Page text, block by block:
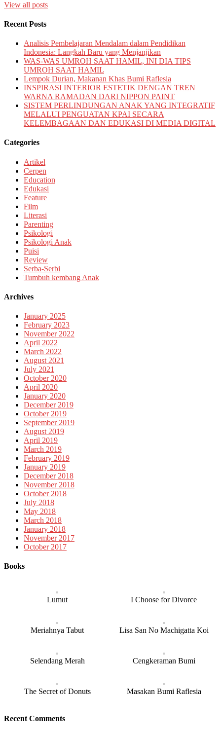
View all posts
Recent Posts
Analisis Pembelajaran Mendalam dalam Pendidikan
Indonesia: Langkah Baru yang Menjanjikan
WAS-WAS UMROH SAAT HAMIL, INI DIA TIPS
UMROH SAAT HAMIL
Lempok Durian, Makanan Khas Bumi Raflesia
INSPIRASI INTERIOR ESTETIK DENGAN TREN
WARNA RAMADAN DARI NIPPON PAINT
SISTEM PERLINDUNGAN ANAK YANG INTEGRATIF
MELALUI PENGUATAN KPAI SECARA
KELEMBAGAAN DAN EDUKASI DI MEDIA DIGITAL
Categories
Artikel
Cerpen
Education
Edukasi
Feature
Film
Literasi
Parenting
Psikologi
Psikologi Anak
Puisi
Review
Serba-Serbi
Tumbuh kembang Anak
Archives
January 2025
February 2023
November 2022
April 2022
March 2022
August 2021
July 2021
October 2020
April 2020
January 2020
December 2019
October 2019
September 2019
August 2019
April 2019
March 2019
February 2019
January 2019
December 2018
November 2018
October 2018
July 2018
May 2018
March 2018
January 2018
November 2017
October 2017
Books
Lumut I Choose for Divorce
Meriahnya Tabut Lisa San No Machigatta Koi
Selendang Merah Cengkeraman Bumi
The Secret of Donuts Masakan Bumi Raflesia
Recent Comments